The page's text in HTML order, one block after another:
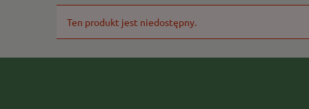
Ten produkt jest niedostępny.